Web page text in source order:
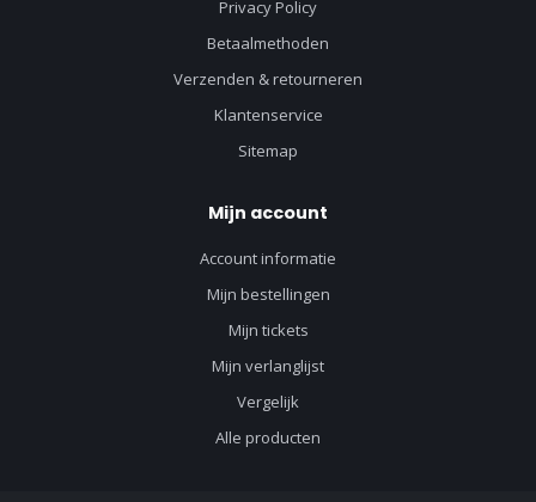
Privacy Policy
Betaalmethoden
Verzenden & retourneren
Klantenservice
Sitemap
Mijn account
Account informatie
Mijn bestellingen
Mijn tickets
Mijn verlanglijst
Vergelijk
Alle producten